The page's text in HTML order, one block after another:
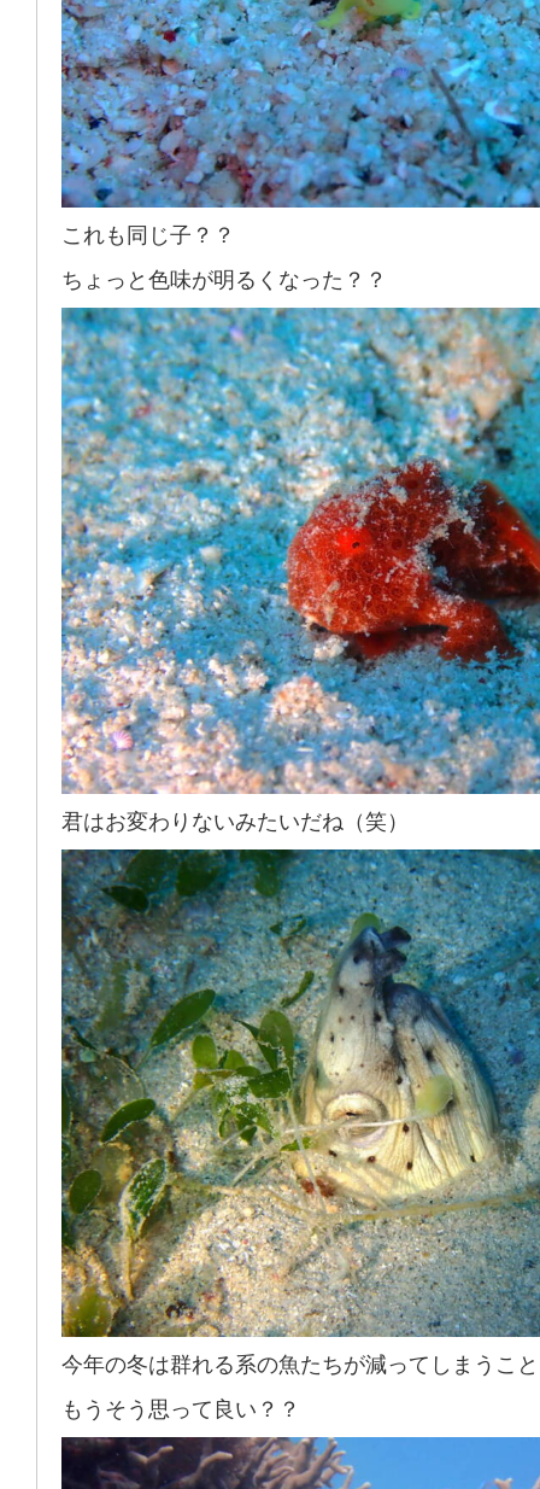
これも同じ子？？
ちょっと色味が明るくなった？？
君はお変わりないみたいだね（笑）
今年の冬は群れる系の魚たちが減ってしまうこ
もうそう思って良い？？